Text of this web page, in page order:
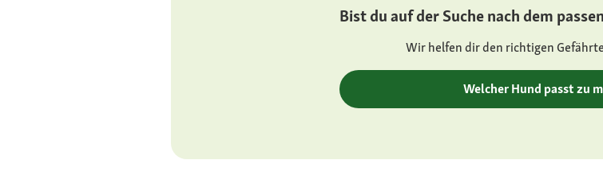
passend zur Fellfarbe, möglichst dunkel
Bist du auf der Suche nach dem
Wir helfen dir den richtigen
Welcher Hund passt zu